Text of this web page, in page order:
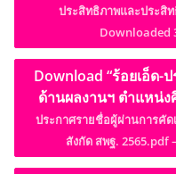
ประสิทธิภาพและประสิ
Downloaded
Download “ร้อยเอ็ด-
ด้านผลงานฯ ตำแหน่ง
ประกาศรายชื่อผู้ผ่านการคั
สังกัด สพฐ. 2565.pdf